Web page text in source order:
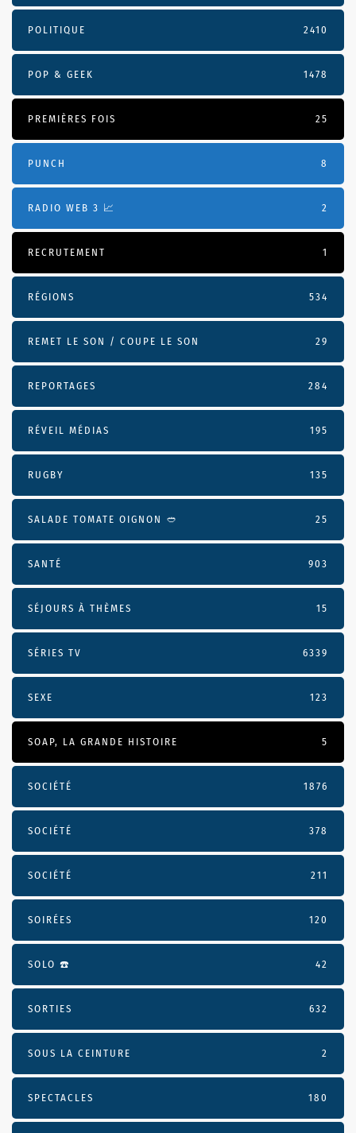
POLITIQUE 2410
POP & GEEK 1478
PREMIÈRES FOIS 25
PUNCH 8
RADIO WEB 3 📈 2
RECRUTEMENT 1
RÉGIONS 534
REMET LE SON / COUPE LE SON 29
REPORTAGES 284
RÉVEIL MÉDIAS 195
RUGBY 135
SALADE TOMATE OIGNON 🥙 25
SANTÉ 903
SÉJOURS À THÈMES 15
SÉRIES TV 6339
SEXE 123
SOAP, LA GRANDE HISTOIRE 5
SOCIÉTÉ 1876
SOCIÉTÉ 378
SOCIÉTÉ 211
SOIRÉES 120
SOLO ☎️ 42
SORTIES 632
SOUS LA CEINTURE 2
SPECTACLES 180